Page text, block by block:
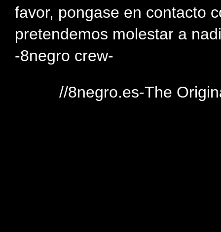
favor, pongase en contacto
pretendemos molestar a
-8negro crew-
//8negro.es-The